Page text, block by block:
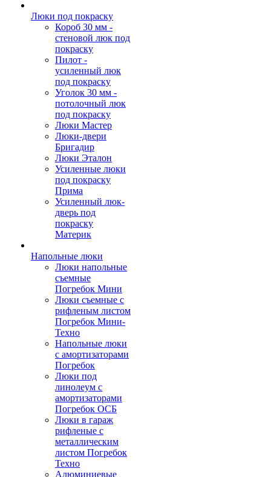
Люки под покраску
Короб 30 мм -
стеновой люк под
покраску
Пилот -
усиленный люк
под покраску
Уголок 30 мм -
потолочный люк
под покраску
Люки Мастер
Люки-двери
Бригадир
Люки Эталон
Усиленные люки
под покраску
Прима
Усиленный люк-
дверь под
покраску
Материк
Напольные люки
Люки напольные
съемные
Погребок Мини
Люки съемные с
рифленым листом
Погребок Мини-
Техно
Напольные люки
с амортизаторами
Погребок
Люки под
линолеум с
амортизаторами
Погребок ОСБ
Люки в гараж
рифленые с
металлическим
листом Погребок
Техно
Алюминиевые